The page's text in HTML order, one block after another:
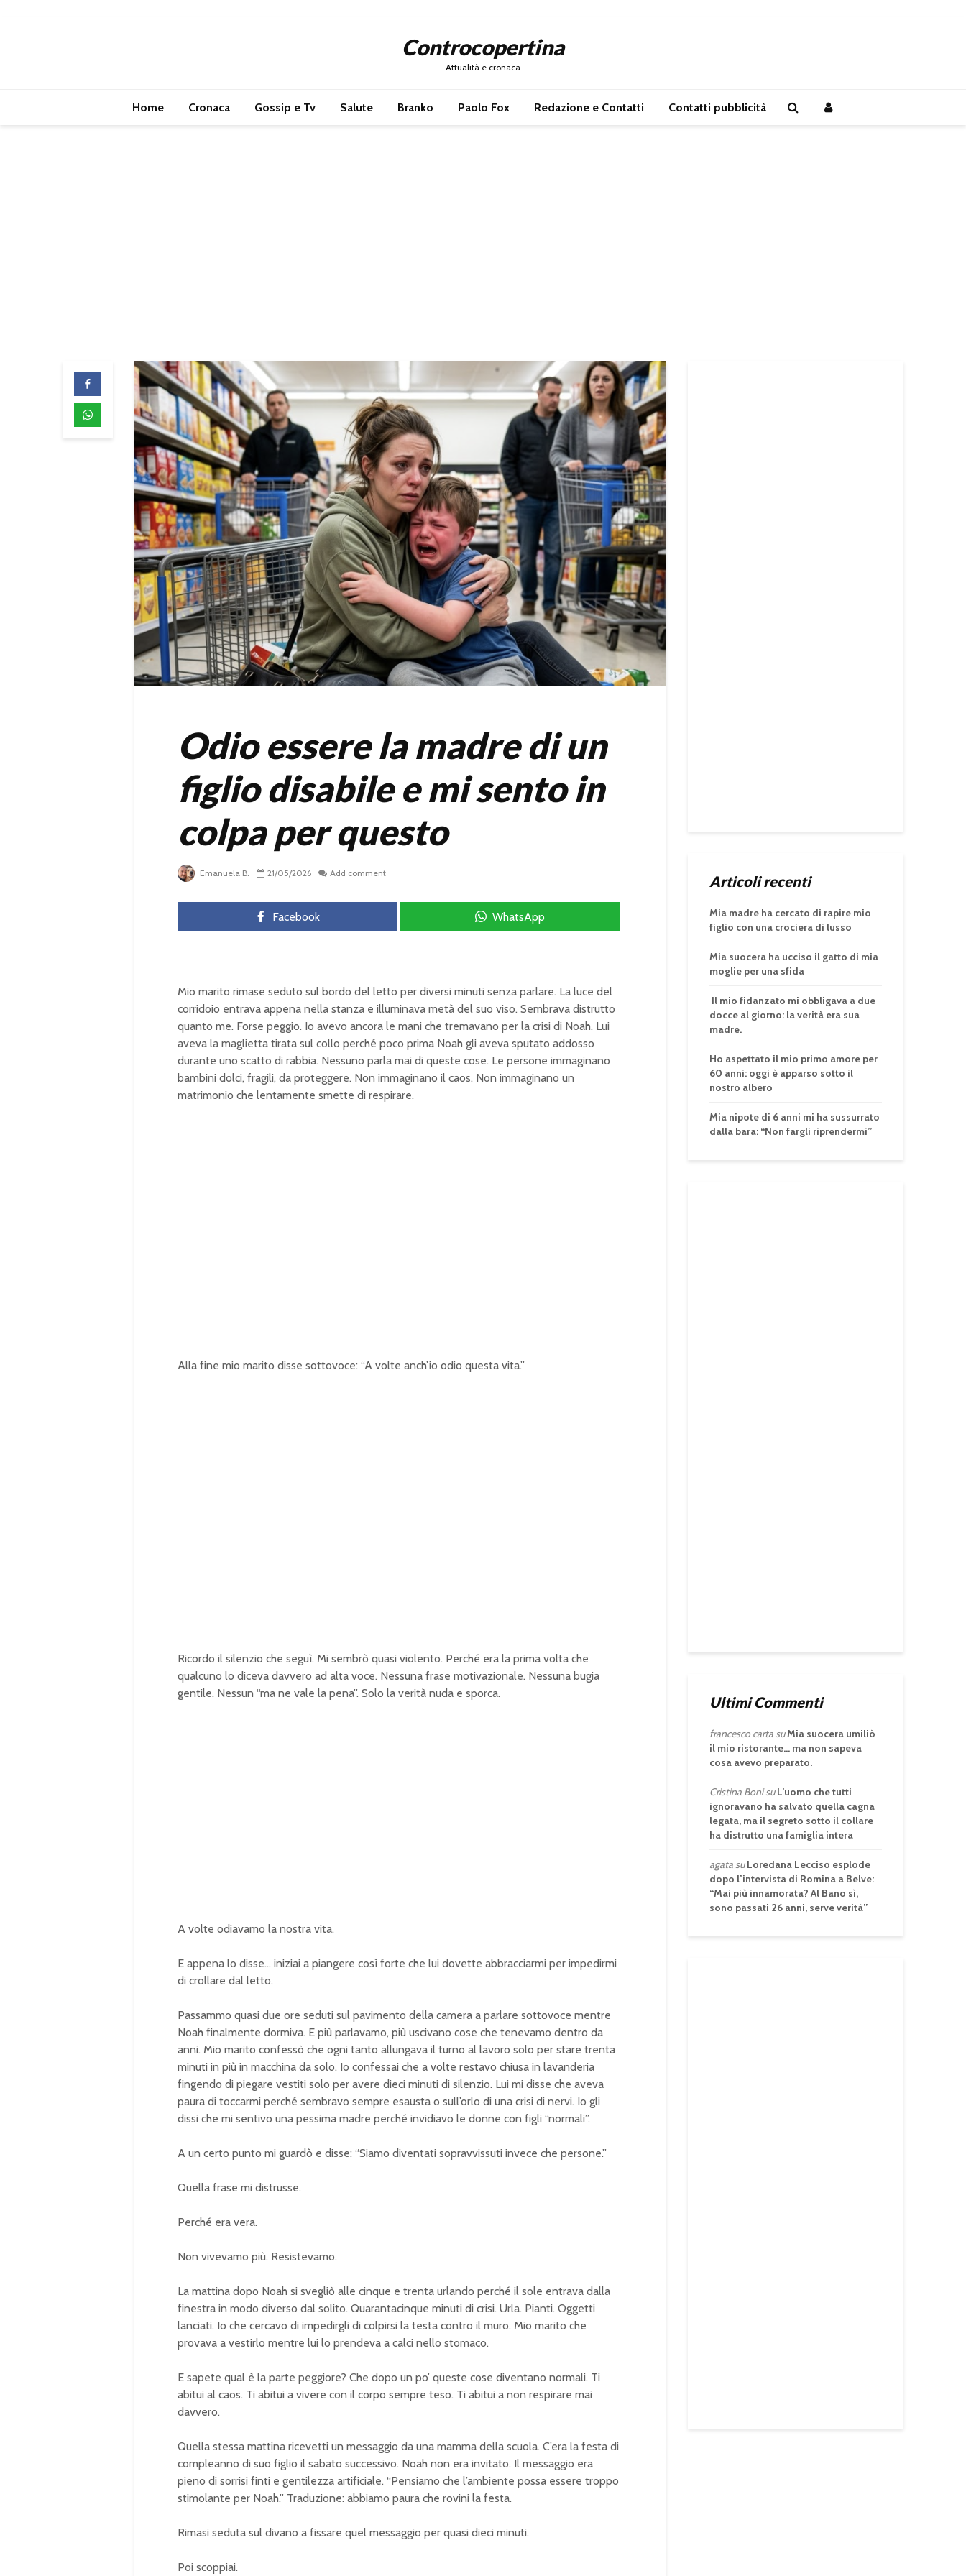
Controcopertina
Attualità e cronaca
Home Cronaca Gossip e Tv Salute Branko Paolo Fox Redazione e Contatti Contatti pubblicità
Odio essere la madre di un
figlio disabile e mi sento in
colpa per questo
Emanuela B. 21/05/2026 Add comment
Facebook WhatsApp
Mio marito rimase seduto sul bordo del letto per diversi minuti senza parlare. La luce del
corridoio entrava appena nella stanza e illuminava metà del suo viso. Sembrava distrutto
quanto me. Forse peggio. Io avevo ancora le mani che tremavano per la crisi di Noah. Lui
aveva la maglietta tirata sul collo perché poco prima Noah gli aveva sputato addosso
durante uno scatto di rabbia. Nessuno parla mai di queste cose. Le persone immaginano
bambini dolci, fragili, da proteggere. Non immaginano il caos. Non immaginano un
matrimonio che lentamente smette di respirare.
Alla fine mio marito disse sottovoce: “A volte anch’io odio questa vita.”
Ricordo il silenzio che seguì. Mi sembrò quasi violento. Perché era la prima volta che
qualcuno lo diceva davvero ad alta voce. Nessuna frase motivazionale. Nessuna bugia
gentile. Nessun “ma ne vale la pena”. Solo la verità nuda e sporca.
A volte odiavamo la nostra vita.
E appena lo disse… iniziai a piangere così forte che lui dovette abbracciarmi per impedirmi
di crollare dal letto.
Passammo quasi due ore seduti sul pavimento della camera a parlare sottovoce mentre
Noah finalmente dormiva. E più parlavamo, più uscivano cose che tenevamo dentro da
anni. Mio marito confessò che ogni tanto allungava il turno al lavoro solo per stare trenta
minuti in più in macchina da solo. Io confessai che a volte restavo chiusa in lavanderia
fingendo di piegare vestiti solo per avere dieci minuti di silenzio. Lui mi disse che aveva
paura di toccarmi perché sembravo sempre esausta o sull’orlo di una crisi di nervi. Io gli
dissi che mi sentivo una pessima madre perché invidiavo le donne con figli “normali”.
A un certo punto mi guardò e disse: “Siamo diventati sopravvissuti invece che persone.”
Quella frase mi distrusse.
Perché era vera.
Non vivevamo più. Resistevamo.
La mattina dopo Noah si svegliò alle cinque e trenta urlando perché il sole entrava dalla
finestra in modo diverso dal solito. Quarantacinque minuti di crisi. Urla. Pianti. Oggetti
lanciati. Io che cercavo di impedirgli di colpirsi la testa contro il muro. Mio marito che
provava a vestirlo mentre lui lo prendeva a calci nello stomaco.
E sapete qual è la parte peggiore? Che dopo un po’ queste cose diventano normali. Ti
abitui al caos. Ti abitui a vivere con il corpo sempre teso. Ti abitui a non respirare mai
davvero.
Quella stessa mattina ricevetti un messaggio da una mamma della scuola. C’era la festa di
compleanno di suo figlio il sabato successivo. Noah non era invitato. Il messaggio era
pieno di sorrisi finti e gentilezza artificiale. “Pensiamo che l’ambiente possa essere troppo
stimolante per Noah.” Traduzione: abbiamo paura che rovini la festa.
Rimasi seduta sul divano a fissare quel messaggio per quasi dieci minuti.
Poi scoppiai.
Articoli recenti
Mia madre ha cercato di rapire mio
figlio con una crociera di lusso
Mia suocera ha ucciso il gatto di mia
moglie per una sfida
Il mio fidanzato mi obbligava a due
docce al giorno: la verità era sua
madre.
Ho aspettato il mio primo amore per
60 anni: oggi è apparso sotto il
nostro albero
Mia nipote di 6 anni mi ha sussurrato
dalla bara: “Non fargli riprendermi”
Ultimi Commenti
francesco cartasuMia suocera umiliò
il mio ristorante… ma non sapeva
cosa avevo preparato.
Cristina BonisuL’uomo che tutti
ignoravano ha salvato quella cagna
legata, ma il segreto sotto il collare
ha distrutto una famiglia intera
agatasuLoredana Lecciso esplode
dopo l’intervista di Romina a Belve:
“Mai più innamorata? Al Bano sì,
sono passati 26 anni, serve verità”